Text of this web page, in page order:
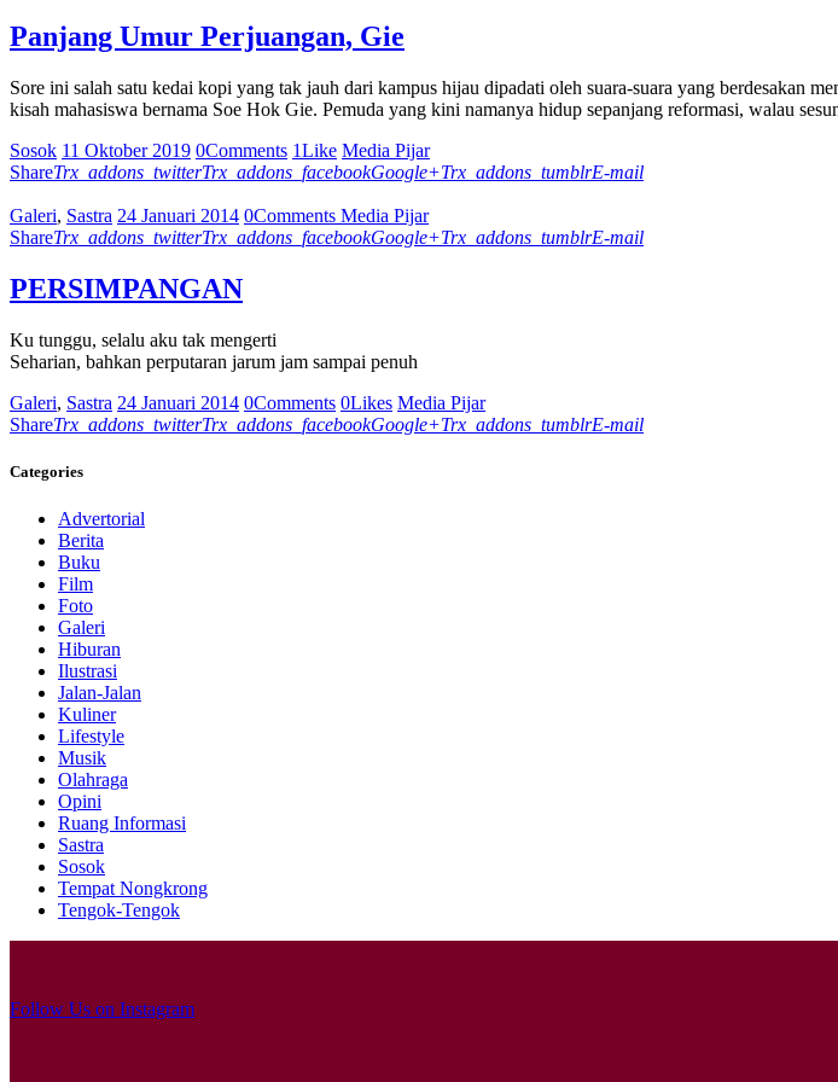
Panjang Umur Perjuangan, Gie
Sore ini salah satu kedai kopi yang tak jauh dari kampus hijau dipadati oleh suara-suara yang berdesakan
kisah mahasiswa bernama Soe Hok Gie. Pemuda yang kini namanya hidup sepanjang reformasi, walau
Sosok 11 Oktober 2019 0Comments 1Like Media Pijar
ShareTrx_addons_twitterTrx_addons_facebookGoogle+Trx_addons_tumblrE-mail
Galeri, Sastra 24 Januari 2014 0Comments Media Pijar
ShareTrx_addons_twitterTrx_addons_facebookGoogle+Trx_addons_tumblrE-mail
PERSIMPANGAN
Ku tunggu, selalu aku tak mengerti
Seharian, bahkan perputaran jarum jam sampai penuh
Galeri, Sastra 24 Januari 2014 0Comments 0Likes Media Pijar
ShareTrx_addons_twitterTrx_addons_facebookGoogle+Trx_addons_tumblrE-mail
Categories
Advertorial
Berita
Buku
Film
Foto
Galeri
Hiburan
Ilustrasi
Jalan-Jalan
Kuliner
Lifestyle
Musik
Olahraga
Opini
Ruang Informasi
Sastra
Sosok
Tempat Nongkrong
Tengok-Tengok
Follow Us on Instagram